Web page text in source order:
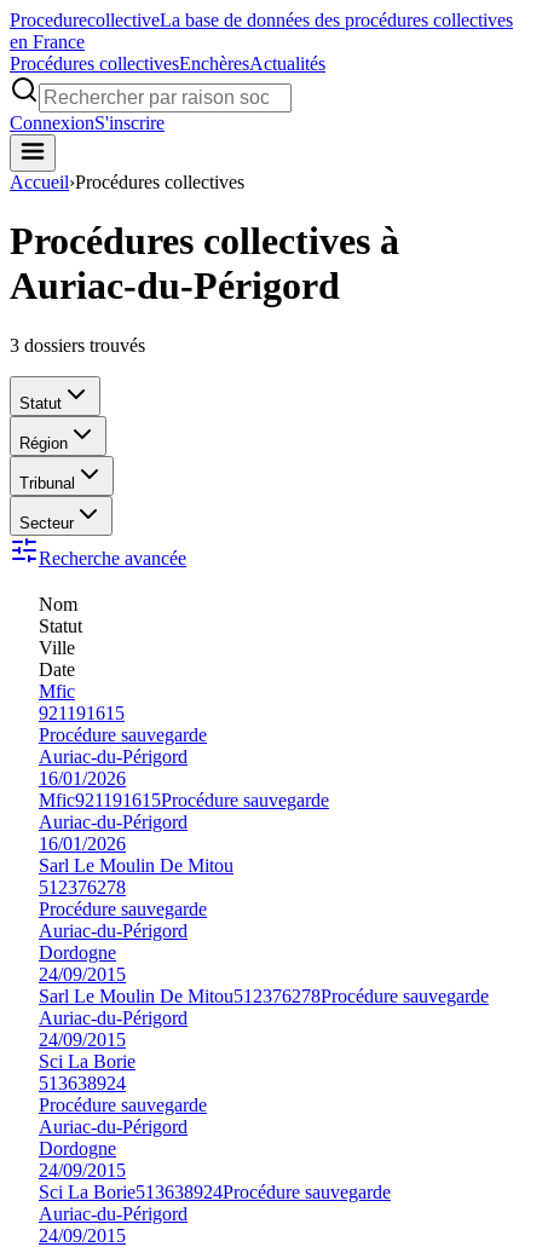
ProcedurecollectiveLa base de données des procédures collectives
en France
Procédures collectivesEnchèresActualités
ConnexionS'inscrire
Accueil›Procédures collectives
Procédures collectives à
Auriac-du-Périgord
3 dossiers trouvés
Statut
Région
Tribunal
Secteur
Recherche avancée
Nom
Statut
Ville
Date
Mfic
921191615
Procédure sauvegarde
Auriac-du-Périgord
16/01/2026
Mfic921191615Procédure sauvegarde
Auriac-du-Périgord
16/01/2026
Sarl Le Moulin De Mitou
512376278
Procédure sauvegarde
Auriac-du-Périgord
Dordogne
24/09/2015
Sarl Le Moulin De Mitou512376278Procédure sauvegarde
Auriac-du-Périgord
24/09/2015
Sci La Borie
513638924
Procédure sauvegarde
Auriac-du-Périgord
Dordogne
24/09/2015
Sci La Borie513638924Procédure sauvegarde
Auriac-du-Périgord
24/09/2015